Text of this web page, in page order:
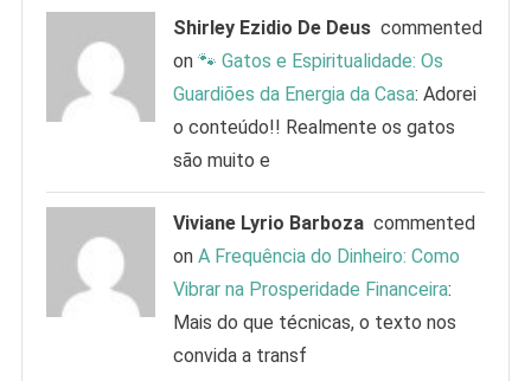
Shirley Ezidio De Deus commented
on🐾 Gatos e Espiritualidade: Os
Guardiões da Energia da Casa: Adorei
o conteúdo!! Realmente os gatos
são muito e
Viviane Lyrio Barboza commented
onA Frequência do Dinheiro: Como
Vibrar na Prosperidade Financeira:
Mais do que técnicas, o texto nos
convida a transf